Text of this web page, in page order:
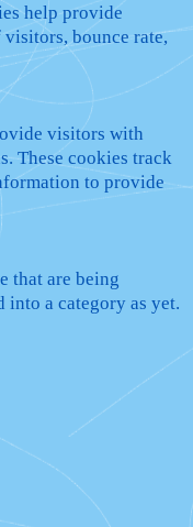
help provide
bounce rate,
visitors with
These cookies track
to provide
that are being
into a category as yet.